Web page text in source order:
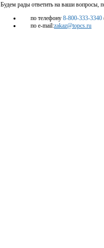
Будем рады ответить на ваши вопросы,
по телефону 8-800-333-3340
по e-mail:zakaz@topcs.ru